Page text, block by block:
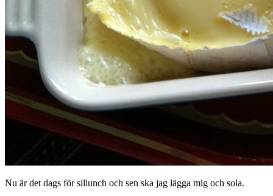
Nu är det dags för sillunch och sen ska jag lägga mig och sola.